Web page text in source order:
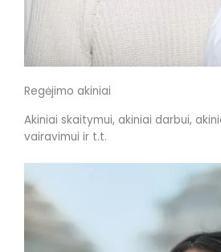
Regėjimo akiniai
Akiniai skaitymui, akiniai darbui,
vairavimui ir t.t.